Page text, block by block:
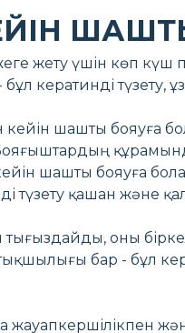
жету үшін көп күш
түзету,
кейін шашты бояуға
шашты бояуға
қашан және
оны
бар - бұл
жауапкершілікпен